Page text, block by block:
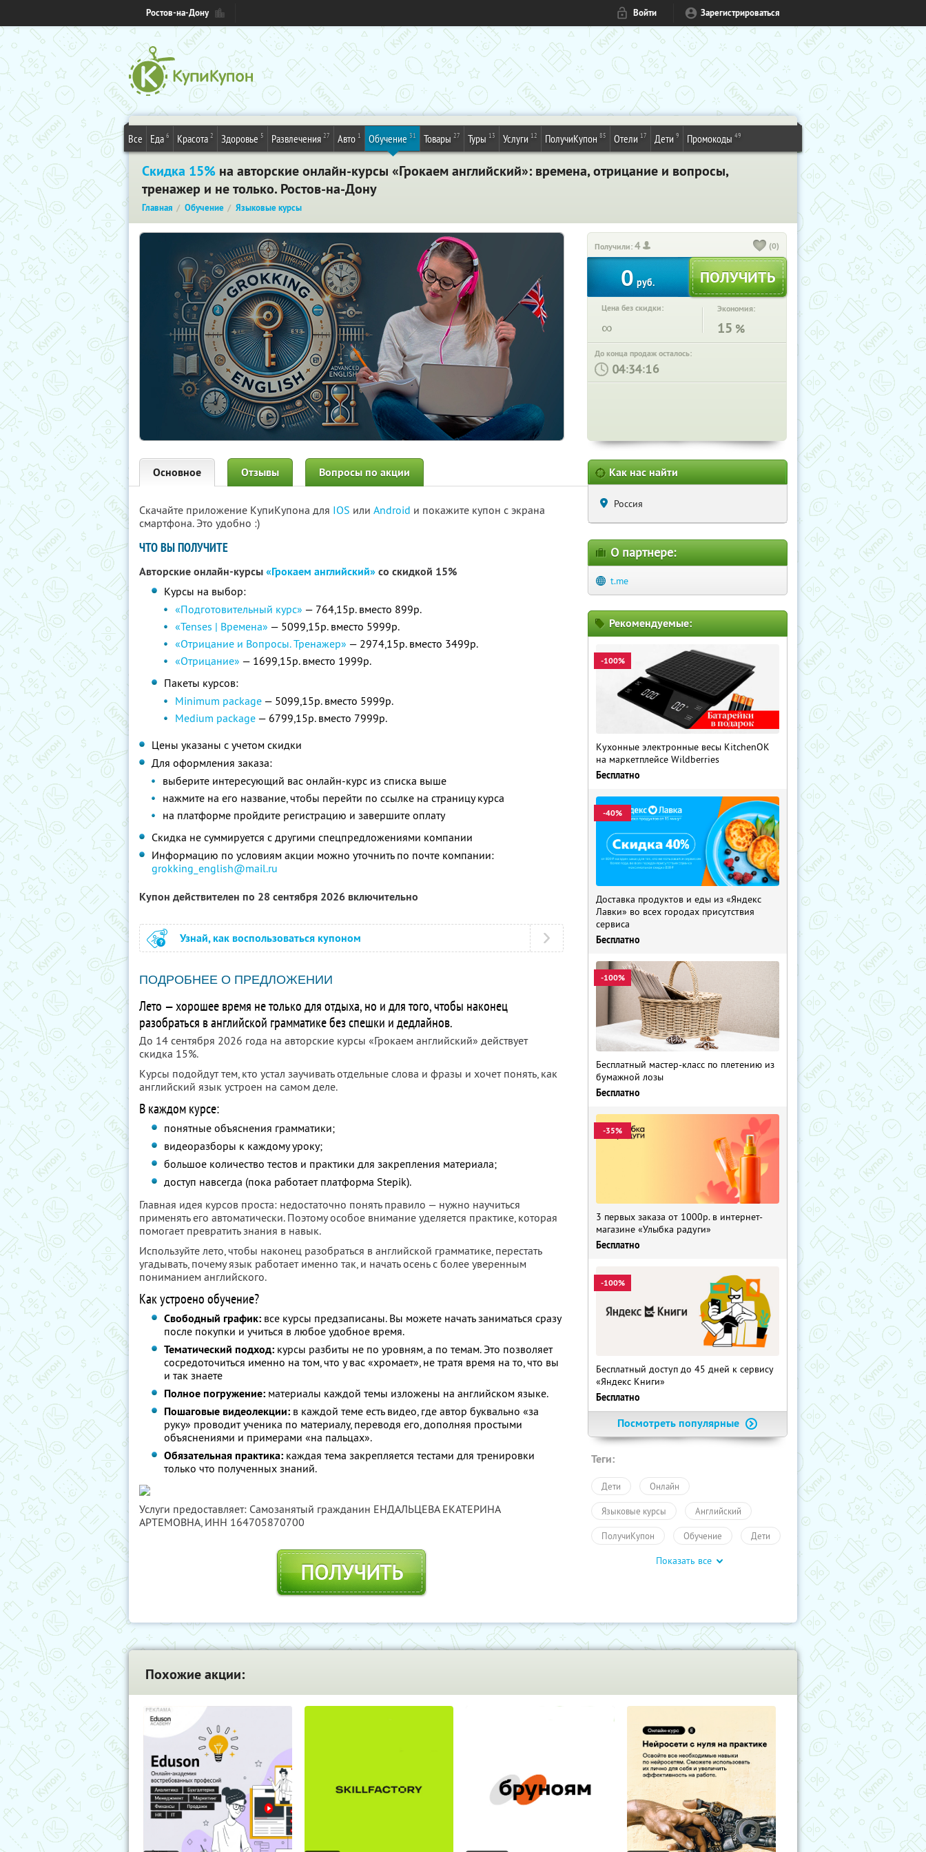
Ростов-на-Дону Войти Зарегистрироваться
Все Еда 6 Красота 2 Здоровье 5 Развлечения 27 Авто 1 Обучение 31 Товары 27 Туры 13 Услуги 12 ПолучиКупон 85 Отели 17 Дети 9 Промокоды 49
Скидка 15% на авторские онлайн-курсы «Грокаем английский»: времена, отрицание и вопросы,
тренажер и не только. Ростов-на-Дону
Главная Обучение Языковые курсы
Получили:4 (0)
0 руб.
Цена без скидки:
∞
Экономия:
15 %
До конца продаж осталось:
: :
Основное Отзывы Вопросы по акции
Скачайте приложение КупиКупона для IOS или Android и покажите купон с экрана
смартфона. Это удобно :)
ЧТО ВЫ ПОЛУЧИТЕ
Авторские онлайн-курсы«Грокаем английский»со скидкой 15%
Курсы на выбор:
«Подготовительный курс» — 764,15р. вместо 899р.
«Tenses | Времена» — 5099,15р. вместо 5999р.
«Отрицание и Вопросы. Тренажер» — 2974,15р. вместо 3499р.
«Отрицание» — 1699,15р. вместо 1999р.
Пакеты курсов:
Minimum package — 5099,15р. вместо 5999р.
Medium package — 6799,15р. вместо 7999р.
Цены указаны с учетом скидки
Для оформления заказа:
выберите интересующий вас онлайн-курс из списка выше
нажмите на его название, чтобы перейти по ссылке на страницу курса
на платформе пройдите регистрацию и завершите оплату
Скидка не суммируется с другими спецпредложениями компании
Информацию по условиям акции можно уточнить по почте компании:
grokking_english@mail.ru
Купон действителен по 28 сентября 2026 включительно
Узнай, как воспользоваться купоном
ПОДРОБНЕЕ О ПРЕДЛОЖЕНИИ
Лето — хорошее время не только для отдыха, но и для того, чтобы наконец
разобраться в английской грамматике без спешки и дедлайнов.
До 14 сентября 2026 года на авторские курсы «Грокаем английский» действует
скидка 15%.
Курсы подойдут тем, кто устал заучивать отдельные слова и фразы и хочет понять, как
английский язык устроен на самом деле.
В каждом курсе:
понятные объяснения грамматики;
видеоразборы к каждому уроку;
большое количество тестов и практики для закрепления материала;
доступ навсегда (пока работает платформа Stepik).
Главная идея курсов проста: недостаточно понять правило — нужно научиться
применять его автоматически. Поэтому особое внимание уделяется практике, которая
помогает превратить знания в навык.
Используйте лето, чтобы наконец разобраться в английской грамматике, перестать
угадывать, почему язык работает именно так, и начать осень с более уверенным
пониманием английского.
Как устроено обучение?
Свободный график: все курсы предзаписаны. Вы можете начать заниматься сразу
после покупки и учиться в любое удобное время.
Тематический подход: курсы разбиты не по уровням, а по темам. Это позволяет
сосредоточиться именно на том, что у вас «хромает», не тратя время на то, что вы
и так знаете
Полное погружение: материалы каждой темы изложены на английском языке.
Пошаговые видеолекции: в каждой теме есть видео, где автор буквально «за
руку» проводит ученика по материалу, переводя его, дополняя простыми
объяснениями и примерами «на пальцах».
Обязательная практика: каждая тема закрепляется тестами для тренировки
только что полученных знаний.
Услуги предоставляет: Самозанятый гражданин ЕНДАЛЬЦЕВА ЕКАТЕРИНА
АРТЕМОВНА, ИНН 164705870700
ПОЛУЧИТЬ
Как нас найти
Россия
О партнере:
t.me
Рекомендуемые:
-100%
Кухонные электронные весы KitchenOK
на маркетплейсе Wildberries
Бесплатно
-40%
Доставка продуктов и еды из «Яндекс
Лавки» во всех городах присутствия
сервиса
Бесплатно
-100%
Бесплатный мастер-класс по плетению из
бумажной лозы
Бесплатно
-35%
3 первых заказа от 1000р. в интернет-
магазине «Улыбка радуги»
Бесплатно
-100%
Бесплатный доступ до 45 дней к сервису
«Яндекс Книги»
Бесплатно
Посмотреть популярные
Теги:
Дети Онлайн
Языковые курсы Английский
ПолучиКупон Обучение Дети
Показать все
Похожие акции: